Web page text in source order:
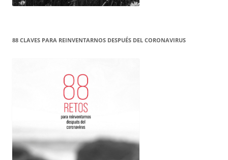
88 CLAVES PARA REINVENTARNOS DESPUÉS DEL CORONAVIRUS